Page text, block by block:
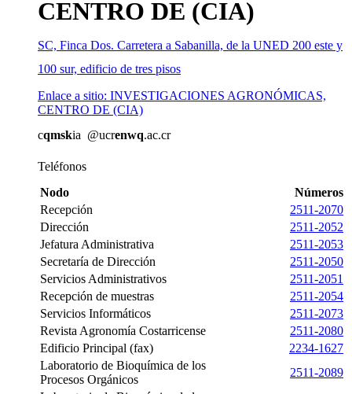
CENTRO DE (CIA)
SC, Finca Dos. Carretera a Sabanilla, de la UNED 200 este y
100 sur, edificio de tres pisos
Enlace a sitio: INVESTIGACIONES AGRONÓMICAS,
CENTRO DE (CIA)
cqmskia @ucrenwq.ac.cr
Teléfonos
Nodo
Números
Recepción
2511-2070
Dirección
2511-2052
Jefatura Administrativa
2511-2053
Secretaría de Dirección
2511-2050
Servicios Administrativos
2511-2051
Recepción de muestras
2511-2054
Servicios Informáticos
2511-2073
Revista Agronomía Costarricense
2511-2080
Edificio Principal (fax)
2234-1627
Laboratorio de Bioquímica de los
Procesos Orgánicos
2511-2089